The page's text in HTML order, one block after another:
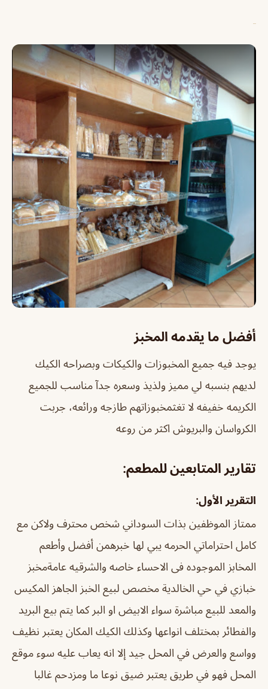
أفضل ما يقدمه المخبز
يوجد فيه جميع المخبوزات والكيكات وبصراحه الكيك
لديهم بنسبه لي مميز ولذيذ وسعره جدآ مناسب للجميع
الكريمه خفيفه لا تغثمخبوزاتهم طازجه ورائعه، جربت
الكرواسان والبريوش اكثر من روعه
تقارير المتابعين للمطعم:
التقرير الأول:
ممتاز الموظفين بذات السوداني شخص محترف ولاكن مع
كامل احتراماتي الحرمه يبي لها خبرهمن أفضل وأطعم
المخابز الموجوده فى الاحساء خاصه والشرقيه عامةمخبز
خبازي في حي الخالدية مخصص لبيع الخبز الجاهز المكيس
والمعد للبيع مباشرة سواء الابيض او البر كما يتم بيع البريد
والفطائر بمختلف انواعها وكذلك الكيك المكان يعتبر نظيف
وواسع والعرض في المحل جيد إلا انه يعاب عليه سوء موقع
المحل فهو في طريق يعتبر ضيق نوعا ما ومزدحم غالبا